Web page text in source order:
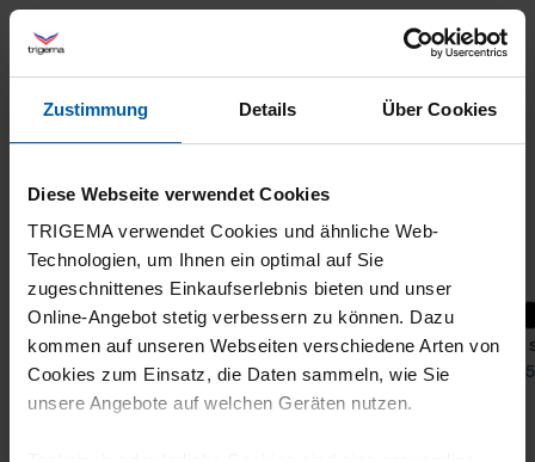
Zustimmung Details Über Cookies
Diese Webseite verwendet Cookies
TRIGEMA verwendet Cookies und ähnliche Web-
Technologien, um Ihnen ein optimal auf Sie
zugeschnittenes Einkaufserlebnis bieten und unser
Online-Angebot stetig verbessern zu können. Dazu
kommen auf unseren Webseiten verschiedene Arten von
Cookies zum Einsatz, die Daten sammeln, wie Sie
unsere Angebote auf welchen Geräten nutzen.
+10
polo shirt
from 55,60 €
polo
from